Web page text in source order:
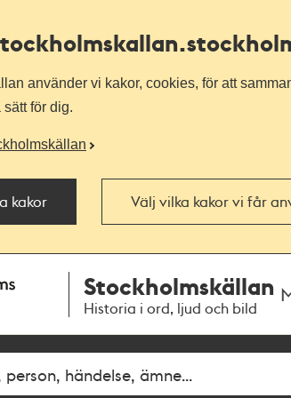
använder vi kakor, cookies, för att
för dig.
kakor Välj vilka kakor vi får
Stockholmskällan
Historia i ord, ljud och bild